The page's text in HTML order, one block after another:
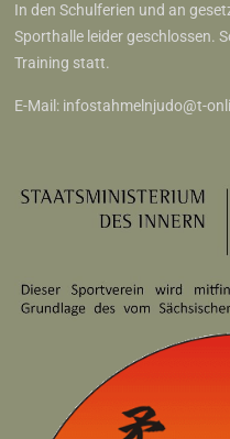
In den Schulferien und an
Sporthalle leider geschlossen.
Training statt.
E-Mail: infostahmelnjudo@t-